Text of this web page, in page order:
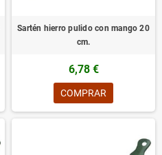
Sartén hierro pulido con mango 20
cm.
6,78 €
COMPRAR